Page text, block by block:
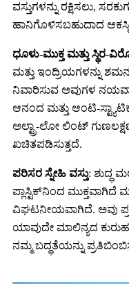
ವಸ್ತುಗಳನ್ನು ರಕ್ಷಿಸಲು,
ಹಾನಿಗೊಳಿಸಬಹುದಾದ
ಧೂಳು-ಮುಕ್ತ ಮತ್ತು
ಮತ್ತು ಇಂದ್ರಿಯಗಳನ್ನು
ನಿವಾರಿಸುವ ಅವುಗಳ
ಆನಂದ ಮತ್ತು ಆಂಟಿ-
ಅಲ್ಟ್ರಾ-ಲೋ ಲಿಂಟ್
ಖಚಿತಪಡಿಸುತ್ತದೆ.
ಪರಿಸರ ಸ್ನೇಹಿ ವಸ್ತು: ಶುದ್ಧ
ಪ್ಲಾಸ್ಟಿಕ್‌ನಿಂದ ಮುಕ್ತವಾಗಿದೆ
ವಿಘಟನೀಯವಾಗಿದೆ. ಅವು
ಯಾವುದೇ ಮಾಲಿನ್ಯದ
ನಮ್ಮ ಬದ್ಧತೆಯನ್ನು